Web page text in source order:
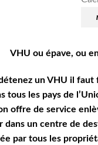
VHU ou épave, ou
un VHU il
tous les pays de
offre de service
dans un centre de
par tous les